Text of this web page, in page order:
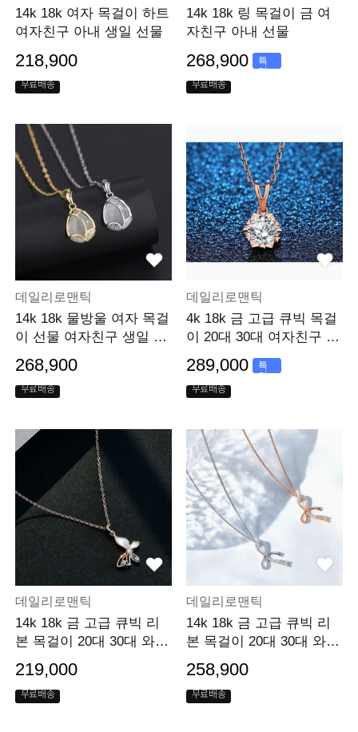
14k 18k 여자 목걸이 하트
여자친구 아내 생일 선물
218,900
무료배송
14k 18k 링 목걸이 금 여
자친구 아내 선물
268,900
특
가
무료배송
데일리로맨틱
14k 18k 물방울 여자 목걸
이 선물 여자친구 생일 선
268,900
무료배송
데일리로맨틱
4k 18k 금 고급 큐빅 목걸
이 20대 30대 여자친구 생
289,000
특
가
무료배송
데일리로맨틱
14k 18k 금 고급 큐빅 리
본 목걸이 20대 30대 와이
프 생일 선물
219,000
무료배송
데일리로맨틱
14k 18k 금 고급 큐빅 리
본 목걸이 20대 30대 와이
프 생일 선물
258,900
무료배송